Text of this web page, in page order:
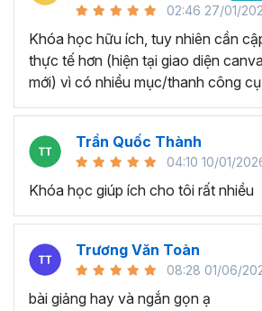
02:46 27/01/
Khóa học hữu ích, tuy nhiên cần
thực tế hơn (hiện tại giao diện
mới) vì có nhiều mục/thanh công
Trần Quốc Thành
04:10 10/01/
Khóa học giúp ích cho tôi rất nhiều
Trương Văn Toàn
08:28 01/06/
bài giảng hay và ngắn gọn ạ